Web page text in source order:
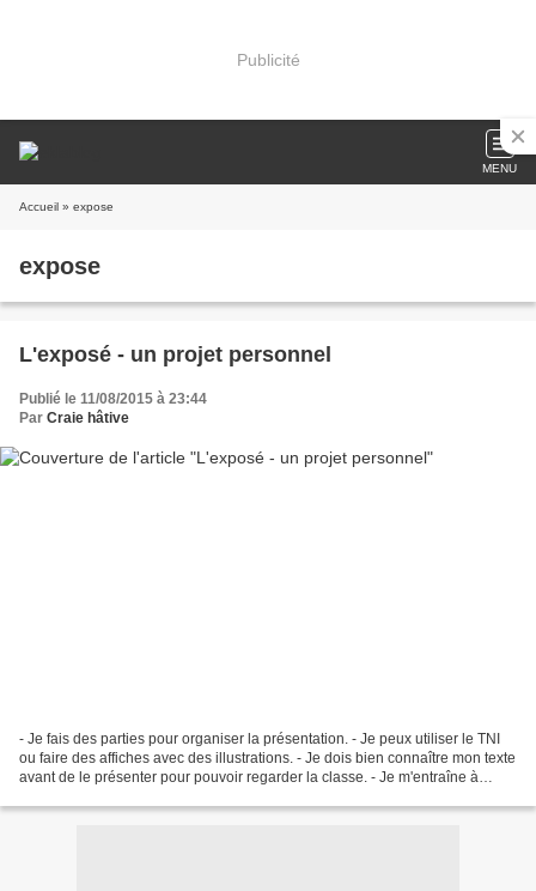
Publicité
MENU
Accueil » expose
expose
L'exposé - un projet personnel
Publié le 11/08/2015 à 23:44
Par Craie hâtive
- Je fais des parties pour organiser la présentation. - Je peux utiliser le TNI
ou faire des affiches avec des illustrations. - Je dois bien connaître mon texte
avant de le présenter pour pouvoir regarder la classe. - Je m'entraîne à